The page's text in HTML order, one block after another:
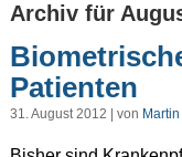
Archiv für
Patienten
31. August 2012 | von